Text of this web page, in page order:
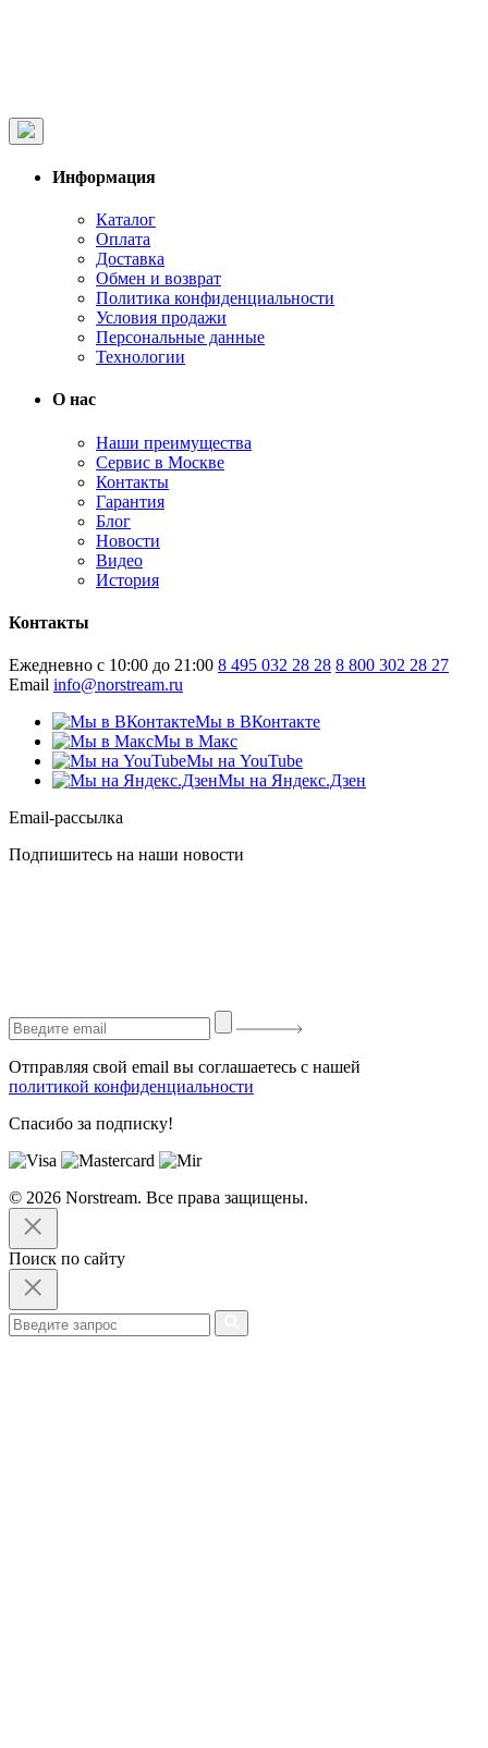
Информация
Каталог
Оплата
Доставка
Обмен и возврат
Политика конфиденциальности
Условия продажи
Персональные данные
Технологии
О нас
Наши преимущества
Сервис в Москве
Контакты
Гарантия
Блог
Новости
Видео
История
Контакты
Ежедневно с 10:00 до 21:00 8 495 032 28 28 8 800 302 28 27
Email info@norstream.ru
Мы в ВКонтакте
Мы в Макс
Мы на YouTube
Мы на Яндекс.Дзен
Email-рассылка
Подпишитесь на наши новости
Отправляя свой email вы соглашаетесь с нашей
политикой конфиденциальности
Спасибо за подписку!
© 2026 Norstream. Все права защищены.
Поиск по сайту